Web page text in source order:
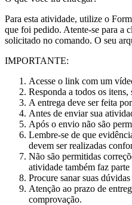
Para esta atividade, utilize o
que foi pedido. Atente-se para a
solicitado no comando. O seu
IMPORTANTE:
Acesse o link com um
Responda a todos os
A entrega deve ser feita
Antes de enviar sua
Após o envio não são
Lembre-se de que
devem ser realizadas
Não são permitidas
atividade também faz parte
Procure sanar suas
Atenção ao prazo de
comprovação.